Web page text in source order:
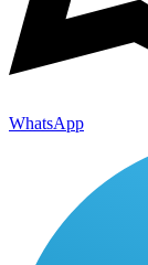
WhatsApp